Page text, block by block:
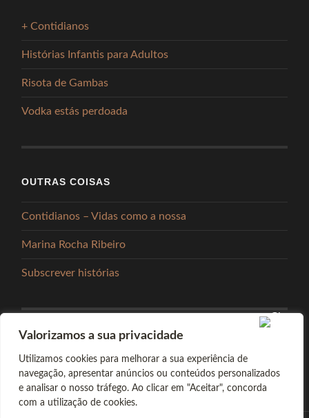
Valorizamos a sua privacidade
Utilizamos cookies para melhorar a sua experiência de
navegação, apresentar anúncios ou conteúdos personalizados
e analisar o nosso tráfego. Ao clicar em "Aceitar", concorda
com a utilização de cookies.
+ Contidianos
Histórias Infantis para Adultos
Risota de Gambas
Vodka estás perdoada
OUTRAS COISAS
Contidianos – Vidas como a nossa
Marina Rocha Ribeiro
Subscrever histórias